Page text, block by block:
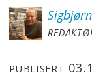
Sigbjørn
PUBLISERT